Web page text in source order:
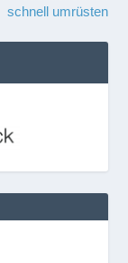
schnell umrüsten